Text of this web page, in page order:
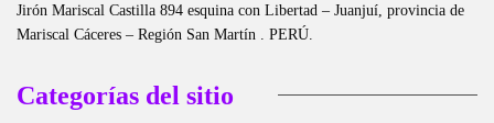
Jirón Mariscal Castilla 894 esquina con Libertad – Juanjuí, provincia de
Mariscal Cáceres – Región San Martín . PERÚ.
Categorías del sitio